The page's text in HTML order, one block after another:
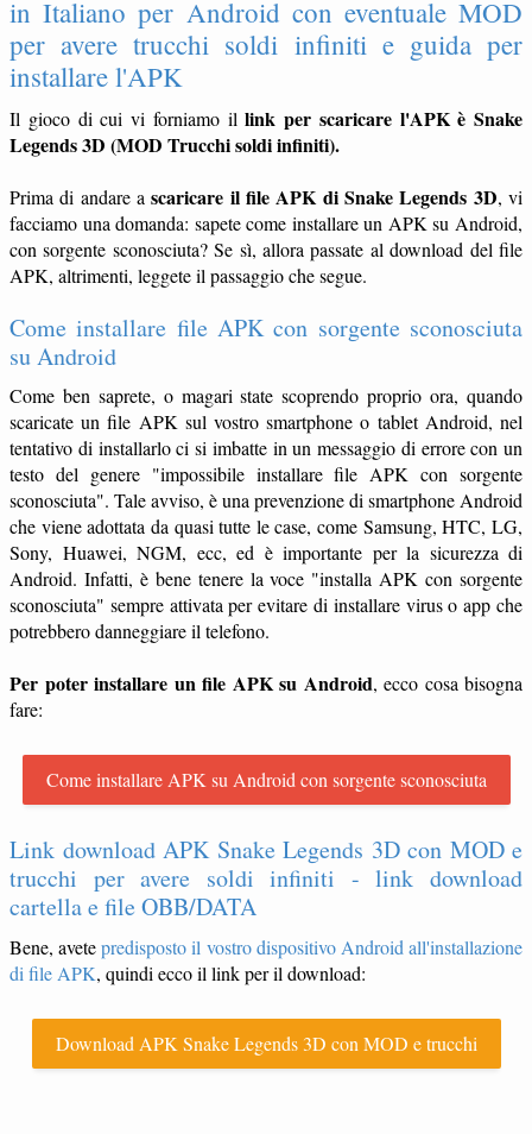
in Italiano per Android con eventuale MOD
per avere trucchi soldi infiniti e guida per
installare l'APK
Il gioco di cui vi forniamo illink per scaricare l'APK è Snake
Legends 3D (MOD Trucchi soldi infiniti).
Prima di andare ascaricare il file APK di Snake Legends 3D, vi
facciamo una domanda: sapete come installare un APK su Android,
con sorgente sconosciuta? Se sì, allora passate al download del file
APK, altrimenti, leggete il passaggio che segue.
Come installare file APK con sorgente sconosciuta
su Android
Come ben saprete, o magari state scoprendo proprio ora, quando
scaricate un file APK sul vostro smartphone o tablet Android, nel
tentativo di installarlo ci si imbatte in un messaggio di errore con un
testo del genere "impossibile installare file APK con sorgente
sconosciuta". Tale avviso, è una prevenzione di smartphone Android
che viene adottata da quasi tutte le case, come Samsung, HTC, LG,
Sony, Huawei, NGM, ecc, ed è importante per la sicurezza di
Android. Infatti, è bene tenere la voce "installa APK con sorgente
sconosciuta" sempre attivata per evitare di installare virus o app che
potrebbero danneggiare il telefono.
Per poter installare un file APK su Android, ecco cosa bisogna
fare:
Come installare APK su Android con sorgente sconosciuta
Link download APK Snake Legends 3D con MOD e
trucchi per avere soldi infiniti - link download
cartella e file OBB/DATA
Bene, avetepredisposto il vostro dispositivo Android all'installazione
di file APK, quindi ecco il link per il download:
Download APK Snake Legends 3D con MOD e trucchi